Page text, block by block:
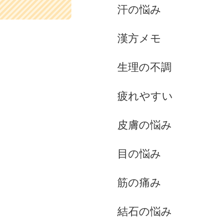
汗の悩み
漢方メモ
生理の不調
疲れやすい
皮膚の悩み
目の悩み
筋の痛み
結石の悩み